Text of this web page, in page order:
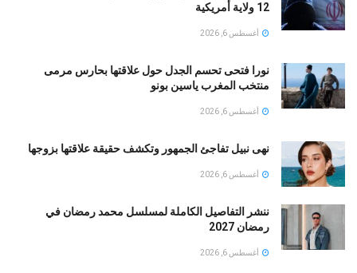
12 ولاية أمريكية
أغسطس 6, 2026
نورا فتحى تحسم الجدل حول علاقتها بحارس مرمى
منتخب المغرب ياسين بونو ‏
أغسطس 6, 2026
نهى نبيل تفاجئ الجمهور وتكشف حقيقة علاقتها بزوجها
أغسطس 6, 2026
ننشر التفاصيل الكاملة لمسلسل محمد رمضان في
رمضان 2027
أغسطس 6, 2026